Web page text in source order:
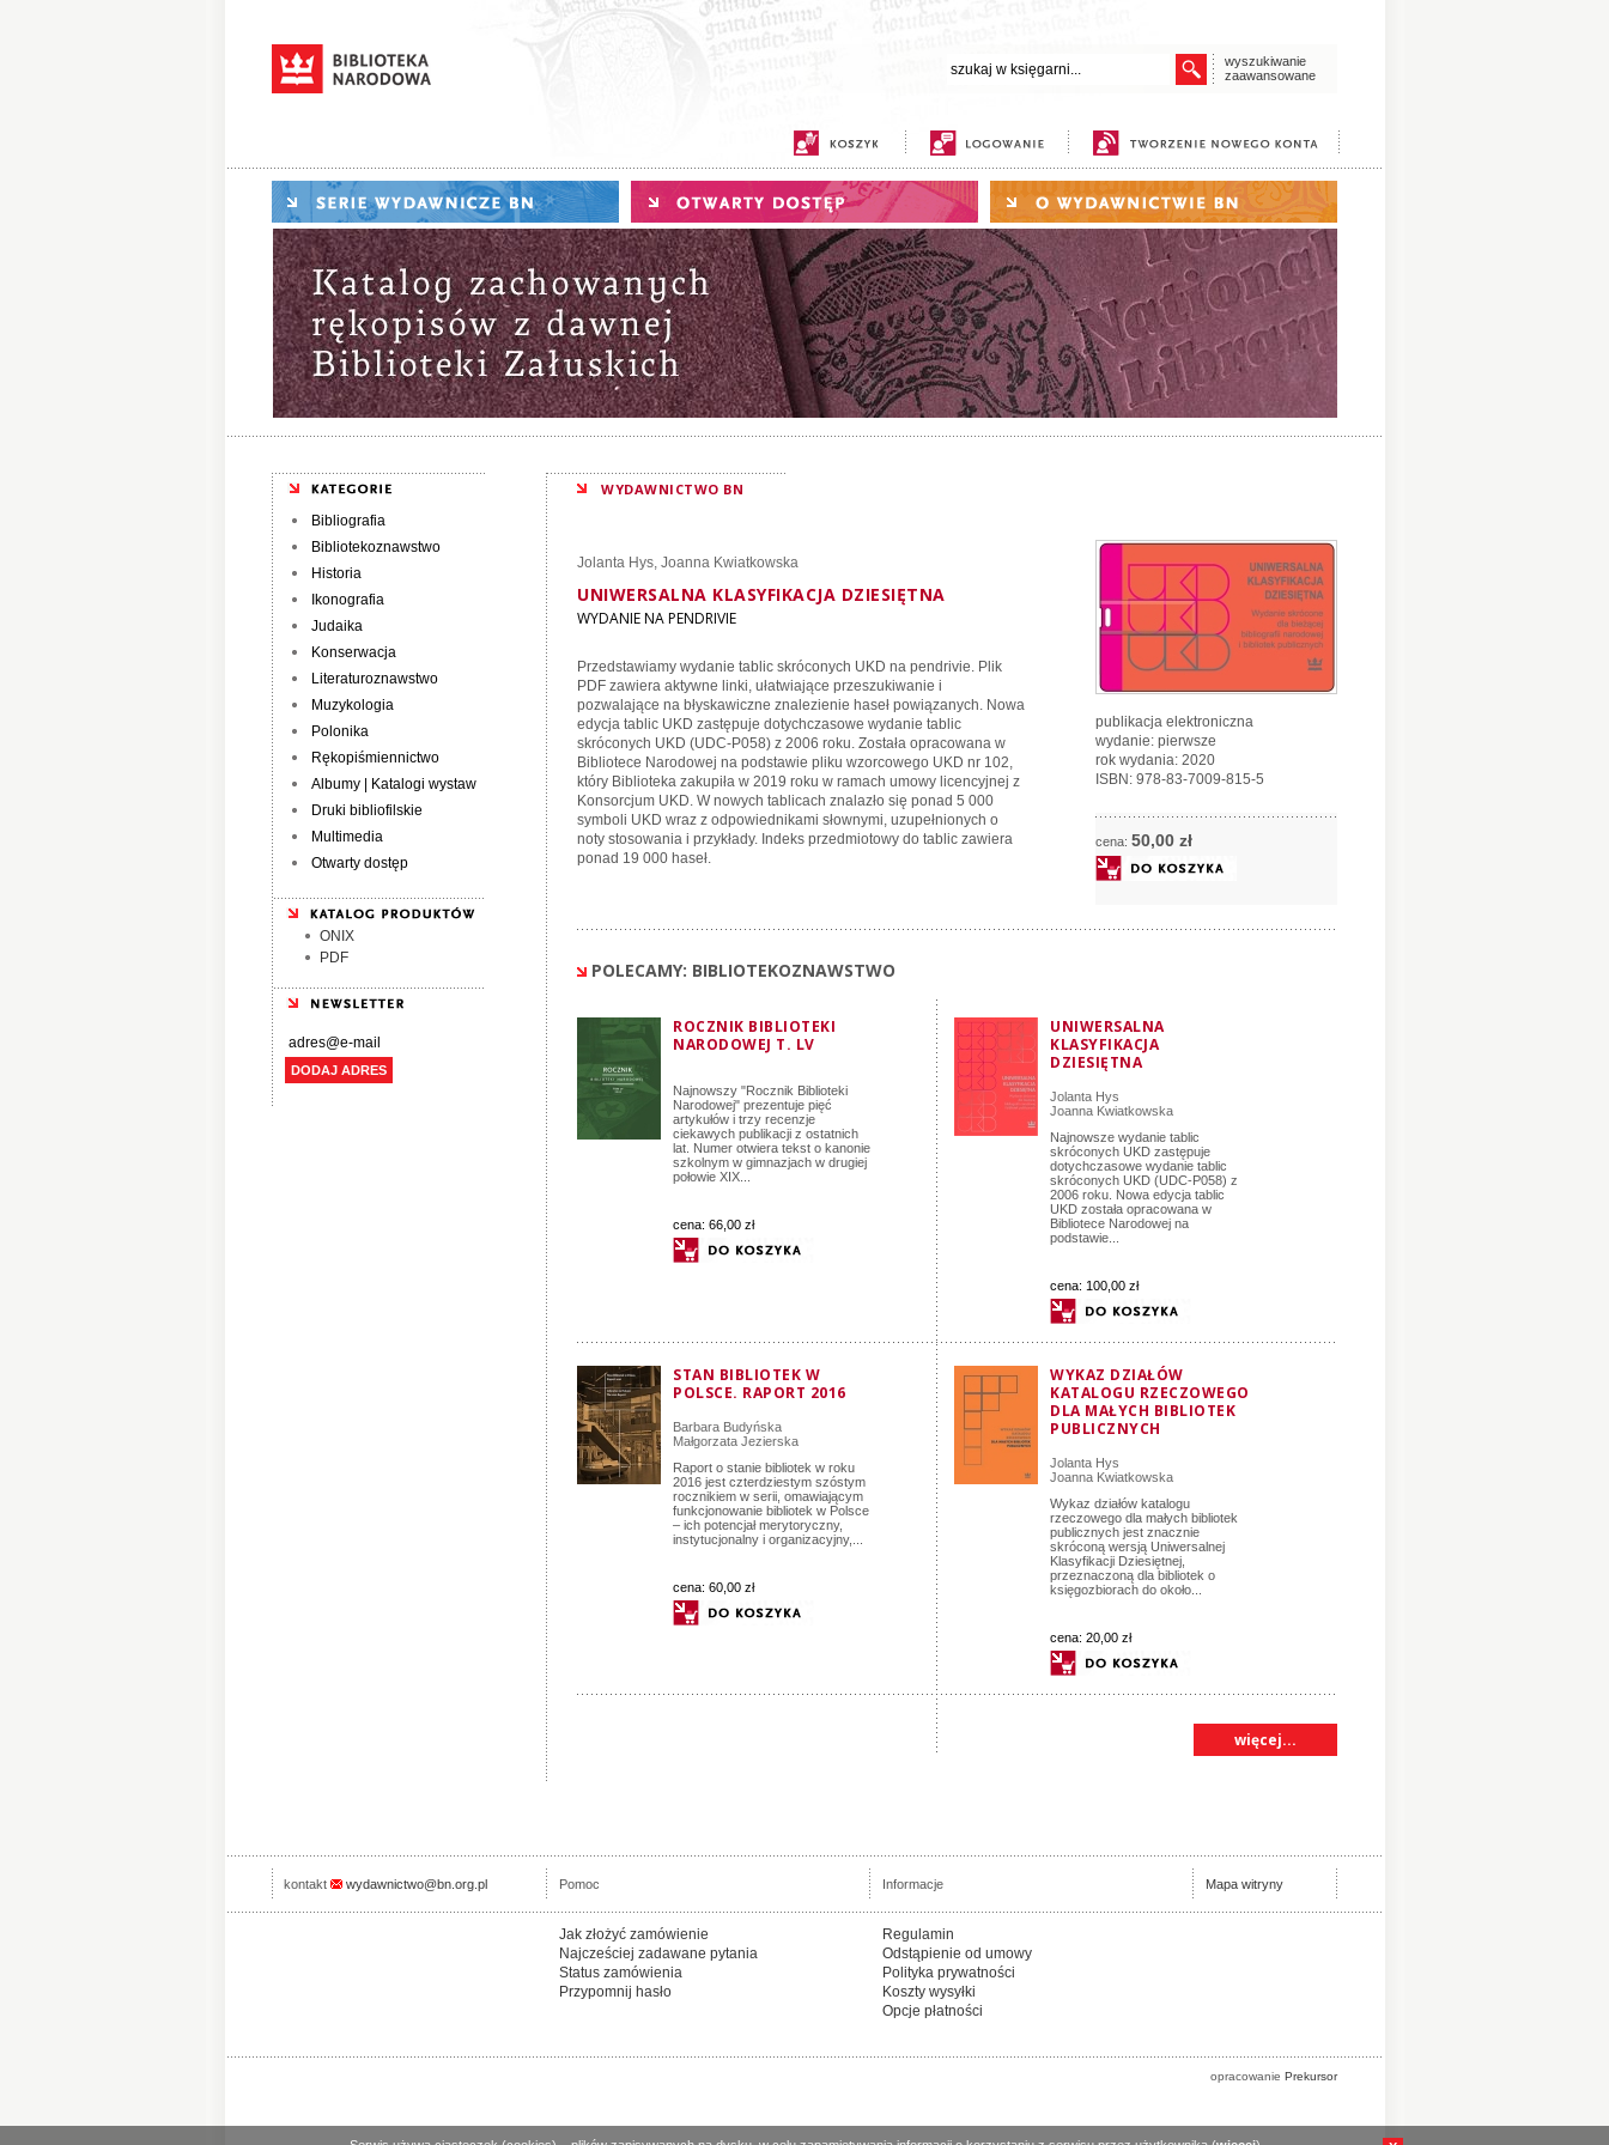
wyszukiwanie
zaawansowane
Bibliografia
Bibliotekoznawstwo
Historia
Ikonografia
Judaika
Konserwacja
Literaturoznawstwo
Muzykologia
Polonika
Rękopiśmiennictwo
Albumy | Katalogi wystaw
Druki bibliofilskie
Multimedia
Otwarty dostęp
ONIX
PDF
DODAJ ADRES
WYDAWNICTWO BN
publikacja elektroniczna
wydanie: pierwsze
rok wydania: 2020
ISBN: 978-83-7009-815-5
cena: 50,00 zł
Jolanta Hys, Joanna Kwiatkowska
UNIWERSALNA KLASYFIKACJA DZIESIĘTNA
WYDANIE NA PENDRIVIE
Przedstawiamy wydanie tablic skróconych UKD na pendrivie. Plik
PDF zawiera aktywne linki, ułatwiające przeszukiwanie i
pozwalające na błyskawiczne znalezienie haseł powiązanych. Nowa
edycja tablic UKD zastępuje dotychczasowe wydanie tablic
skróconych UKD (UDC-P058) z 2006 roku. Została opracowana w
Bibliotece Narodowej na podstawie pliku wzorcowego UKD nr 102,
który Biblioteka zakupiła w 2019 roku w ramach umowy licencyjnej z
Konsorcjum UKD. W nowych tablicach znalazło się ponad 5 000
symboli UKD wraz z odpowiednikami słownymi, uzupełnionych o
noty stosowania i przykłady. Indeks przedmiotowy do tablic zawiera
ponad 19 000 haseł.
POLECAMY: BIBLIOTEKOZNAWSTWO
ROCZNIK BIBLIOTEKI
NARODOWEJ T. LV
Najnowszy "Rocznik Biblioteki
Narodowej" prezentuje pięć
artykułów i trzy recenzje
ciekawych publikacji z ostatnich
lat. Numer otwiera tekst o kanonie
szkolnym w gimnazjach w drugiej
połowie XIX...
cena: 66,00 zł
UNIWERSALNA
KLASYFIKACJA
DZIESIĘTNA
Jolanta Hys
Joanna Kwiatkowska
Najnowsze wydanie tablic
skróconych UKD zastępuje
dotychczasowe wydanie tablic
skróconych UKD (UDC-P058) z
2006 roku. Nowa edycja tablic
UKD została opracowana w
Bibliotece Narodowej na
podstawie...
cena: 100,00 zł
STAN BIBLIOTEK W
POLSCE. RAPORT 2016
Barbara Budyńska
Małgorzata Jezierska
Raport o stanie bibliotek w roku
2016 jest czterdziestym szóstym
rocznikiem w serii, omawiającym
funkcjonowanie bibliotek w Polsce
– ich potencjał merytoryczny,
instytucjonalny i organizacyjny,...
cena: 60,00 zł
WYKAZ DZIAŁÓW
KATALOGU RZECZOWEGO
DLA MAŁYCH BIBLIOTEK
PUBLICZNYCH
Jolanta Hys
Joanna Kwiatkowska
Wykaz działów katalogu
rzeczowego dla małych bibliotek
publicznych jest znacznie
skróconą wersją Uniwersalnej
Klasyfikacji Dziesiętnej,
przeznaczoną dla bibliotek o
księgozbiorach do około...
cena: 20,00 zł
więcej...
kontakt wydawnictwo@bn.org.pl Pomoc Informacje Mapa witryny
Jak złożyć zamówienie
Najcześciej zadawane pytania
Status zamówienia
Przypomnij hasło
Regulamin
Odstąpienie od umowy
Polityka prywatności
Koszty wysyłki
Opcje płatności
opracowanie Prekursor